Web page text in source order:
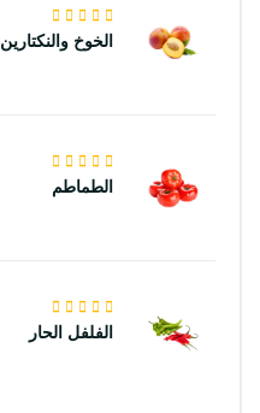
الخوخ والنكتارين
الطماطم
الفلفل الحار